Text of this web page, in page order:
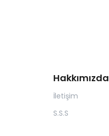
Hakkımızda
İletişim
S.S.S